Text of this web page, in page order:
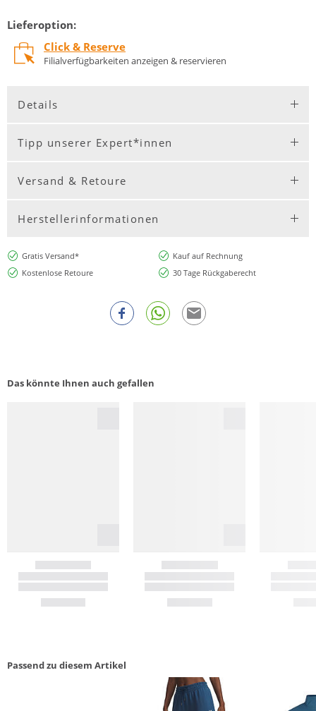
Lieferoption:
Click & Reserve
Filialverfügbarkeiten anzeigen & reservieren
Details
Tipp unserer Expert*innen
Versand & Retoure
Herstellerinformationen
Gratis Versand*
Kauf auf Rechnung
Kostenlose Retoure
30 Tage Rückgaberecht
Das könnte Ihnen auch gefallen
Passend zu diesem Artikel